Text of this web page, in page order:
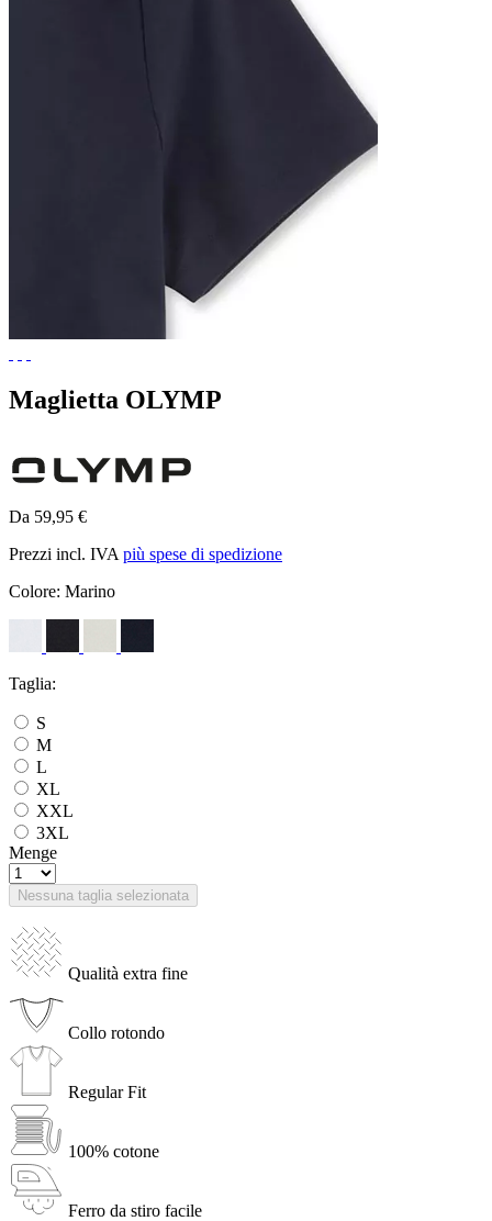
Maglietta OLYMP
Da 59,95 €
Prezzi incl. IVA più spese di spedizione
Colore: Marino
Taglia:
S
M
L
XL
XXL
3XL
Menge
Nessuna taglia selezionata
Qualità extra fine
Collo rotondo
Regular Fit
100% cotone
Ferro da stiro facile